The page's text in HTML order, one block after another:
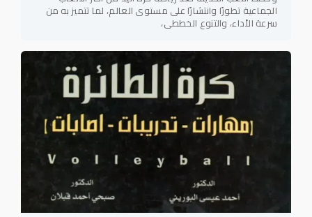
الجماعية تطورًا وانتشارًا على مستوى العالم، لما تتميز به من
سرعة الأداء، والتنوع الخططي،